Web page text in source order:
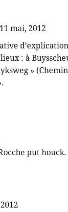
mai, 2012
: à
»
put